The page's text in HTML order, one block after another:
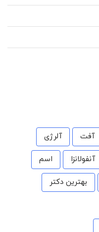
آفت آلرژی
آنفولانزا اسم
بهترین دکتر